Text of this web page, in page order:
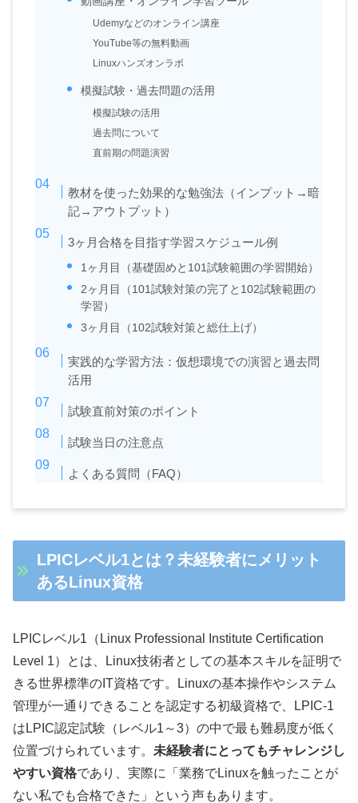
Udemyなどのオンライン講座
YouTube等の無料動画
Linuxハンズオンラボ
模擬試験・過去問題の活用
模擬試験の活用
過去問について
直前期の問題演習
教材を使った効果的な勉強法（インプット→暗
記→アウトプット）
3ヶ月合格を目指す学習スケジュール例
1ヶ月目（基礎固めと101試験範囲の学習開始）
2ヶ月目（101試験対策の完了と102試験範囲の
学習）
3ヶ月目（102試験対策と総仕上げ）
実践的な学習方法：仮想環境での演習と過去問
活用
試験直前対策のポイント
試験当日の注意点
よくある質問（FAQ）
LPICレベル1とは？未経験者にメリット
あるLinux資格
LPICレベル1（Linux Professional Institute Certification
Level 1）とは、Linux技術者としての基本スキルを証明で
きる世界標準のIT資格です。Linuxの基本操作やシステム
管理が一通りできることを認定する初級資格で、LPIC-1
はLPIC認定試験（レベル1～3）の中で最も難易度が低く
位置づけられています。 未経験者にとってもチャレンジし
やすい資格であり、実際に「業務でLinuxを触ったことが
ない私でも合格できた」という声もあります。